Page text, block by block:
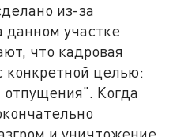
из-за
данном участке
что кадровая
конкретной целью:
отпущения". Когда